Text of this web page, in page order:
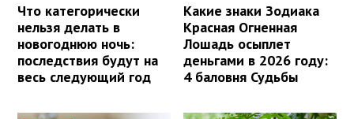
Что категорически
нельзя делать в
новогоднюю ночь:
последствия будут на
весь следующий год
Какие знаки Зодиака
Красная Огненная
Лошадь осыплет
деньгами в 2026 году:
4 баловня Судьбы